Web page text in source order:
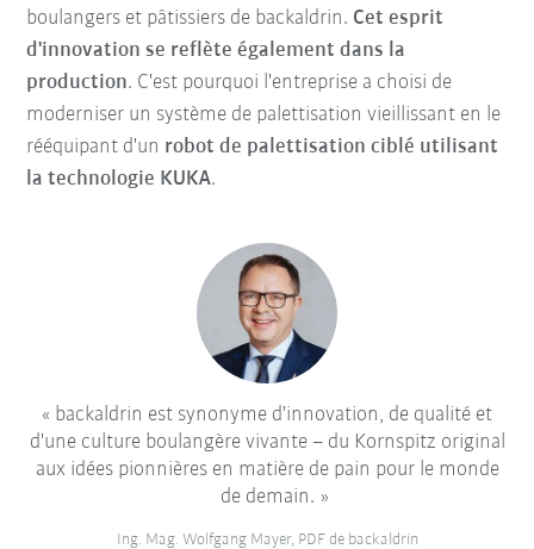
boulangers et pâtissiers de backaldrin. Cet esprit
d'innovation se reflète également dans la
production. C'est pourquoi l'entreprise a choisi de
moderniser un système de palettisation vieillissant en le
rééquipant d'un robot de palettisation ciblé utilisant
la technologie KUKA.
backaldrin est synonyme d'innovation, de qualité et
d'une culture boulangère vivante – du Kornspitz original
aux idées pionnières en matière de pain pour le monde
de demain.
Ing. Mag. Wolfgang Mayer, PDF de backaldrin